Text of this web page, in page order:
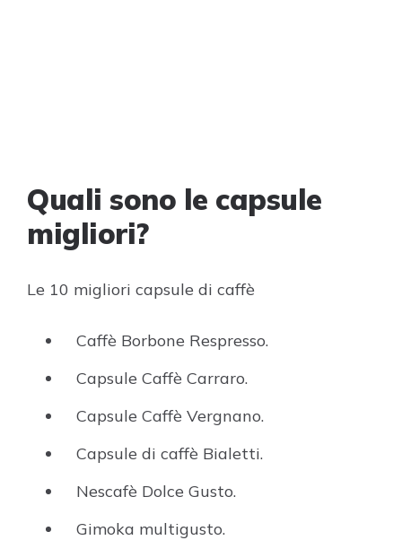
Quali sono le capsule
migliori?
Le 10 migliori capsule di caffè
Caffè Borbone Respresso.
Capsule Caffè Carraro.
Capsule Caffè Vergnano.
Capsule di caffè Bialetti.
Nescafè Dolce Gusto.
Gimoka multigusto.